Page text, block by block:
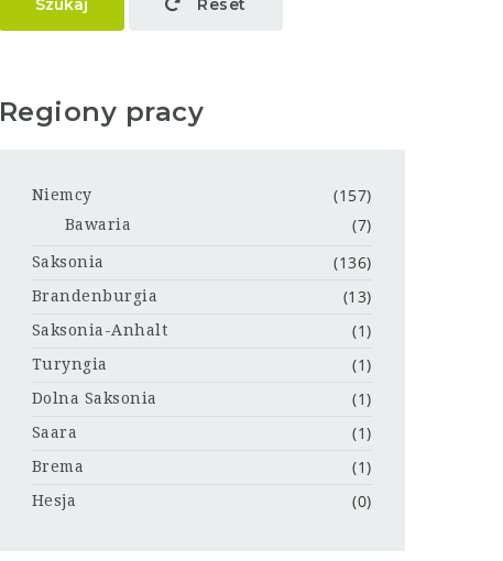
Szukaj Reset
Regiony pracy
Niemcy (157)
Bawaria (7)
Saksonia (136)
Brandenburgia (13)
Saksonia-Anhalt (1)
Turyngia (1)
Dolna Saksonia (1)
Saara (1)
Brema (1)
Hesja (0)